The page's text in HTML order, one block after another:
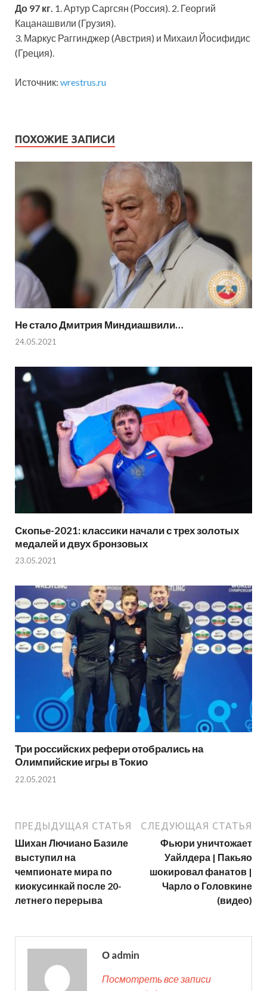
До 97 кг. 1. Артур Саргсян (Россия). 2. Георгий
Кацанашвили (Грузия).
3. Маркус Раггинджер (Австрия) и Михаил Йосифидис
(Греция).
Источник: wrestrus.ru
ПОХОЖИЕ ЗАПИСИ
Не стало Дмитрия Миндиашвили…
24.05.2021
Скопье-2021: классики начали с трех золотых
медалей и двух бронзовых
23.05.2021
Три российских рефери отобрались на
Олимпийские игры в Токио
22.05.2021
ПРЕДЫДУЩАЯ СТАТЬЯ
Шихан Лючиано Базиле
выступил на
чемпионате мира по
киокусинкай после 20-
летнего перерыва
СЛЕДУЮЩАЯ СТАТЬЯ
Фьюри уничтожает
Уайлдера | Пакьяо
шокировал фанатов |
Чарло о Головкине
(видео)
О admin
Посмотреть все записи